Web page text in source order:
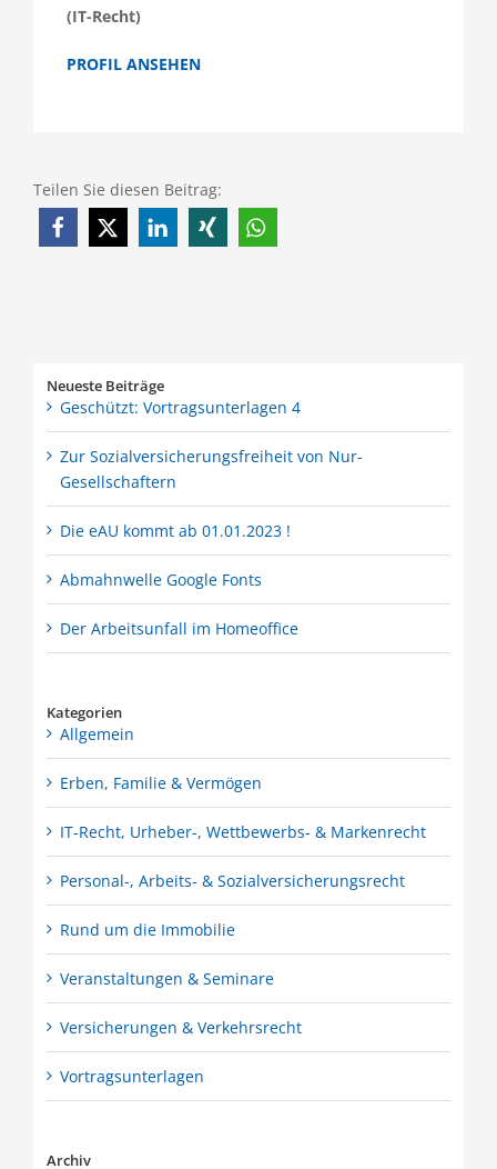
(IT-Recht)
PROFIL ANSEHEN
Teilen Sie diesen Beitrag:
Neueste Beiträge
Geschützt: Vortragsunterlagen 4
Zur Sozialversicherungsfreiheit von Nur-
Gesellschaftern
Die eAU kommt ab 01.01.2023 !
Abmahnwelle Google Fonts
Der Arbeitsunfall im Homeoffice
Kategorien
Allgemein
Erben, Familie & Vermögen
IT-Recht, Urheber-, Wettbewerbs- & Markenrecht
Personal-, Arbeits- & Sozialversicherungsrecht
Rund um die Immobilie
Veranstaltungen & Seminare
Versicherungen & Verkehrsrecht
Vortragsunterlagen
Archiv